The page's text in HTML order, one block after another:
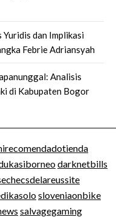
Yuridis dan Implikasi
Febrie Adriansyah
Analisis
di Kabupaten Bogor
darknetbills
sloveniaonbike
salvagegaming